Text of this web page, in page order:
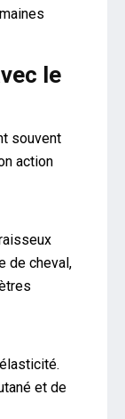
le
souvent
action
de cheval,
et de